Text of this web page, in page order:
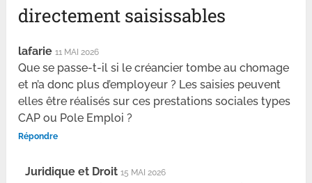
directement saisissables
lafarie 11 MAI 2026
Que se passe-t-il si le créancier tombe au chomage
et n’a donc plus d’employeur ? Les saisies peuvent
elles être réalisés sur ces prestations sociales types
CAP ou Pole Emploi ?
Répondre
Juridique et Droit 15 MAI 2026